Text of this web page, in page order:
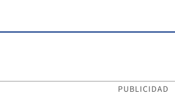
PUBLICIDAD